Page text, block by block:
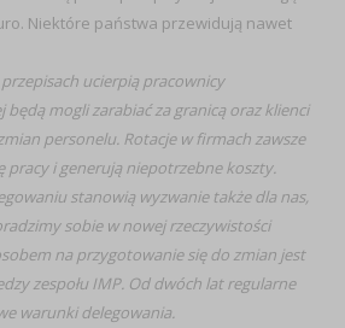
Niektóre państwa przewidują nawet
ucierpią pracownicy
mogli zarabiać za granicą oraz klienci
personelu. Rotacje w firmach zawsze
pracy i generują niepotrzebne koszty.
stanowią wyzwanie także dla nas,
sobie w nowej rzeczywistości
na przygotowanie się do zmian jest
zespołu IMP. Od dwóch lat regularne
warunki delegowania.